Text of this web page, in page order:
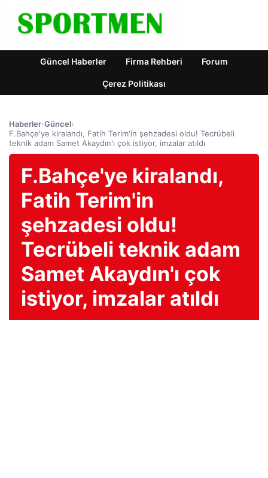
Güncel Haberler Firma Rehberi Forum
Çerez Politikası
Haberler›Güncel›
F.Bahçe'ye kiralandı, Fatih Terim'in şehzadesi oldu! Tecrübeli
teknik adam Samet Akaydın'ı çok istiyor, imzalar atıldı
F.Bahçe'ye kiralandı,
Fatih Terim'in
şehzadesi oldu!
Tecrübeli teknik adam
Samet Akaydın'ı çok
istiyor, imzalar atıldı